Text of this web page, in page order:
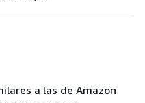
a las de Amazon